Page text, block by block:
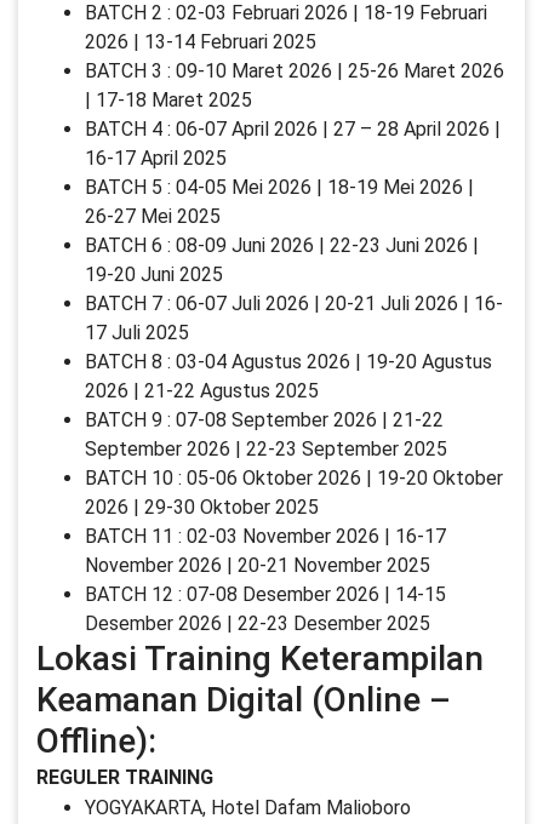
BATCH 2 : 02-03 Februari 2026 | 18-19 Februari
2026 | 13-14 Februari 2025
BATCH 3 : 09-10 Maret 2026 | 25-26 Maret 2026
| 17-18 Maret 2025
BATCH 4 : 06-07 April 2026 | 27 – 28 April 2026 |
16-17 April 2025
BATCH 5 : 04-05 Mei 2026 | 18-19 Mei 2026 |
26-27 Mei 2025
BATCH 6 : 08-09 Juni 2026 | 22-23 Juni 2026 |
19-20 Juni 2025
BATCH 7 : 06-07 Juli 2026 | 20-21 Juli 2026 | 16-
17 Juli 2025
BATCH 8 : 03-04 Agustus 2026 | 19-20 Agustus
2026 | 21-22 Agustus 2025
BATCH 9 : 07-08 September 2026 | 21-22
September 2026 | 22-23 September 2025
BATCH 10 : 05-06 Oktober 2026 | 19-20 Oktober
2026 | 29-30 Oktober 2025
BATCH 11 : 02-03 November 2026 | 16-17
November 2026 | 20-21 November 2025
BATCH 12 : 07-08 Desember 2026 | 14-15
Desember 2026 | 22-23 Desember 2025
Lokasi Training Keterampilan
Keamanan Digital (Online –
Offline):
REGULER TRAINING
YOGYAKARTA, Hotel Dafam Malioboro